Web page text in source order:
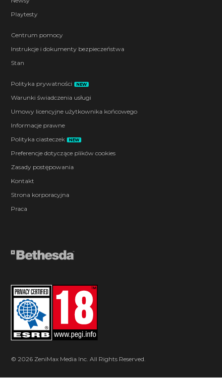
Playtesty
Centrum pomocy
Instrukcje i dokumenty bezpieczeństwa
Stan
Polityka prywatności NEW
Warunki świadczenia usługi
Umowy licencyjne użytkownika końcowego
Informacje prawne
Polityka ciasteczek
NEW
Preferencje dotyczące plików cookies
Zasady postępowania
Kontakt
Strona korporacyjna
Praca
© 2026 ZeniMax Media Inc. All Rights Reserved.